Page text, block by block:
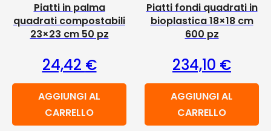
Piatti in palma
quadrati compostabili
23×23 cm 50 pz
24,42 €
AGGIUNGI AL
CARRELLO
Piatti fondi quadrati in
bioplastica 18×18 cm
600 pz
234,10 €
AGGIUNGI AL
CARRELLO